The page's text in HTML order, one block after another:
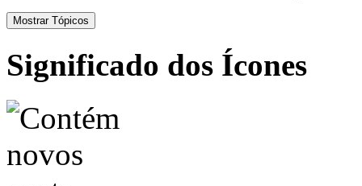
Significado dos Ícones